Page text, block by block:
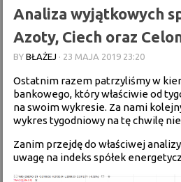
Analiza wyjątkowych
Azoty, Ciech oraz
BYBŁAŻEJ · 23 MAJA 2019 23:20
Ostatnim razem patrzyliśmy w
bankowego, który właściwie od
na swoim wykresie. Za nami
wykres tygodniowy na tę chwilę
Zanim przejdę do właściwej
uwagę na indeks spółek